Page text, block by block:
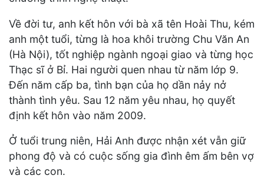
Về đời tư, anh kết hôn với bà xã tên Hoài Thu, kém
anh một tuổi, từng là hoa khôi trường Chu Văn An
(Hà Nội), tốt nghiệp ngành ngoại giao và từng học
Thạc sĩ ở Bỉ. Hai người quen nhau từ năm lớp 9.
Đến năm cấp ba, tình bạn của họ dần nảy nở
thành tình yêu. Sau 12 năm yêu nhau, họ quyết
định kết hôn vào năm 2009.
Ở tuổi trung niên, Hải Anh được nhận xét vẫn giữ
phong độ và có cuộc sống gia đình êm ấm bên vợ
và các con.